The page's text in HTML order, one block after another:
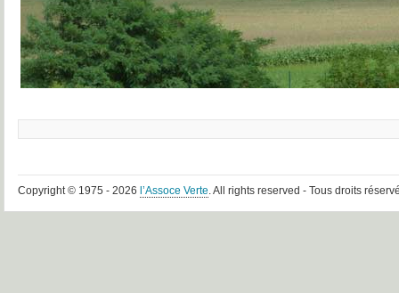
Copyright © 1975 - 2026 l’Assoce Verte. All rights reserved - Tous droits